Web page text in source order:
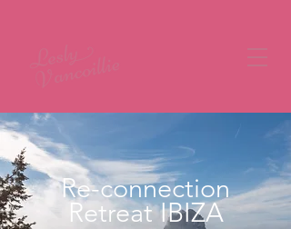
Re-connection
Retreat IBIZA